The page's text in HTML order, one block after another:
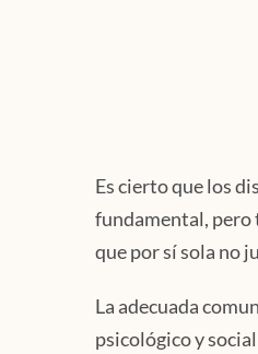
Es cierto que los
fundamental, pero
que por sí sola no
La adecuada
psicológico y